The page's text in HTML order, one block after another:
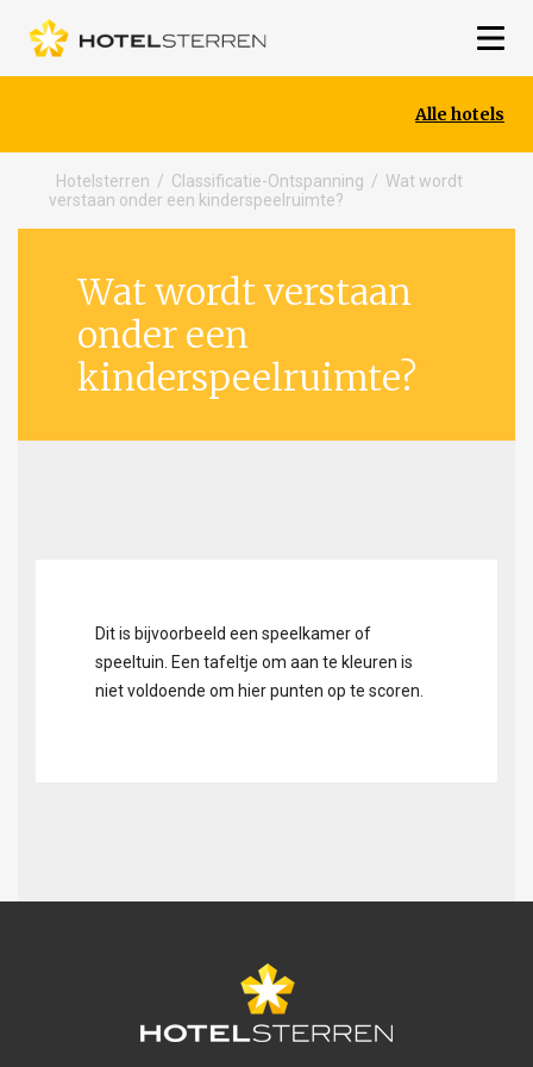
Alle hotels
Hotelsterren / Classificatie-Ontspanning / Wat wordt
verstaan onder een kinderspeelruimte?
Wat wordt verstaan
onder een
kinderspeelruimte?
Dit is bijvoorbeeld een speelkamer of
speeltuin. Een tafeltje om aan te kleuren is
niet voldoende om hier punten op te scoren.